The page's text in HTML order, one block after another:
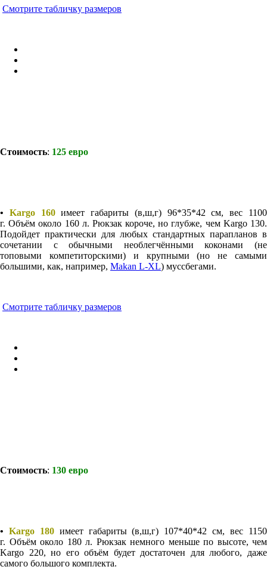
Смотрите табличку размеров
Стоимость: 125 евро
• Kargo 160имеет габариты (в,ш,г) 96*35*42 см, вес 1100
г.Объём около 160 л. Рюкзак короче, но глубже, чем Kargo 130.
Подойдет практически для любых стандартных парапланов в
сочетании с обычными необлегчёнными коконами (не
топовыми компетиторскими) и крупными (но не самыми
большими, как, например, Makan L-XL) муссбегами.
Смотрите табличку размеров
Стоимость: 130 евро
• Kargo 180имеет габариты (в,ш,г) 107*40*42 см, вес 1150
г. Объём около 180 л. Рюкзак немного меньше по высоте, чем
Kargo 220, но его объём будет достаточен для любого, даже
самого большого комплекта.